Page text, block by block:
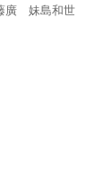
廣 妹島和世